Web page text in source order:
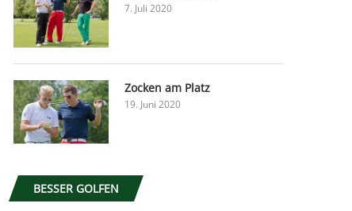
7. Juli 2020
Zocken am Platz
19. Juni 2020
BESSER GOLFEN